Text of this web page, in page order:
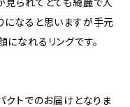
見られてとても綺麗で人
になると思いますが手元
なれるリングです。
クトでのお届けとなりま